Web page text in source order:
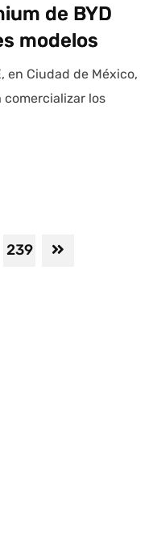
de BYD
modelos
en Ciudad de México,
comercializar los
239